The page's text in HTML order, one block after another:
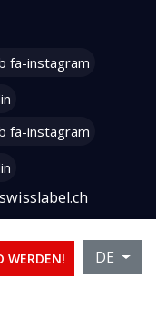
fa-instagram
fa-instagram
WERDEN! DE